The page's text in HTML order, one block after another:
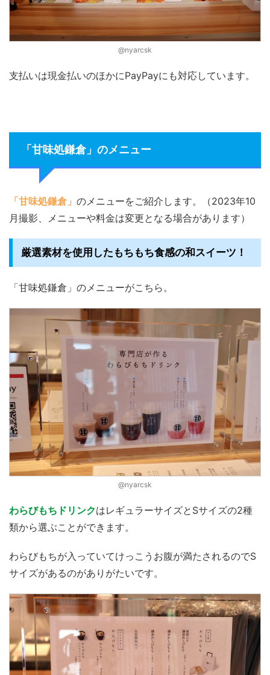
@nyarcsk
支払いは現金払いのほかにPayPayにも対応しています。
「甘味処鎌倉」のメニュー
「甘味処鎌倉」 のメニューをご紹介します。（2023年10
月撮影、メニューや料金は変更となる場合があります）
厳選素材を使用したもちもち食感の和スイーツ！
「甘味処鎌倉」のメニューがこちら。
@nyarcsk
わらびもちドリンクはレギュラーサイズとSサイズの2種
類から選ぶことができます。
わらびもちが入っていてけっこうお腹が満たされるのでS
サイズがあるのがありがたいです。